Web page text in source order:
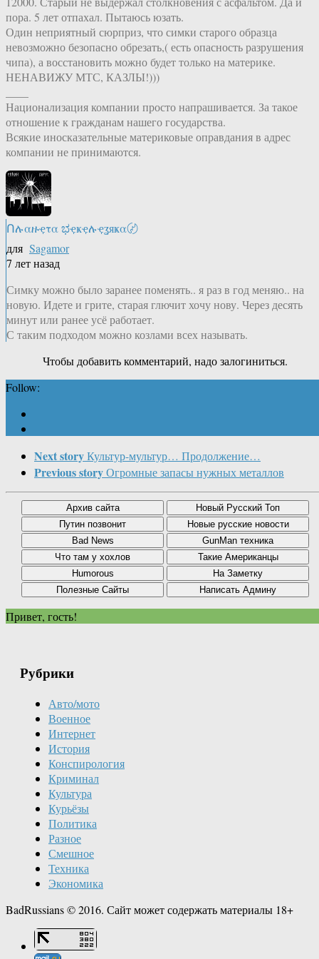
пора. 5 лет отпахал. Пытаюсь юзать.
Один неприятный сюрприз, что симки старого образца
невозможно безопасно обрезать,( есть опасность разрушения
чипа), а восстановить можно будет только на материке.
НЕНАВИЖУ МТС, КАЗЛЫ!)))
Национализация компании просто напрашивается. За такое
отношение к гражданам нашего государства.
Всякие иносказательные материковые оправдания в адрес
компании не принимаются.
Ոሉαዙҿτα ಭҿҝҿሉҿʓяҝα〄
для Sagamor
7 лет назад
Симку можно было заранее поменять.. я раз в год меняю.. на
новую. Идете и грите, старая глючит хочу нову. Через десять
минут или ранее усё работает.
С таким подходом можно козлами всех называть.
Чтобы добавить комментарий, надо залогиниться.
Follow:
Next storyКультур-мультур… Продолжение…
Previous storyОгромные запасы нужных металлов
Привет, гость!
Рубрики
Авто/мото
Военное
Интернет
История
Конспирология
Криминал
Культура
Курьёзы
Политика
Разное
Смешное
Техника
Экономика
BadRussians © 2016. Сайт может содержать материалы 18+